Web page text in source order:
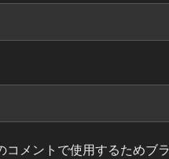
コメントで使用するためブ